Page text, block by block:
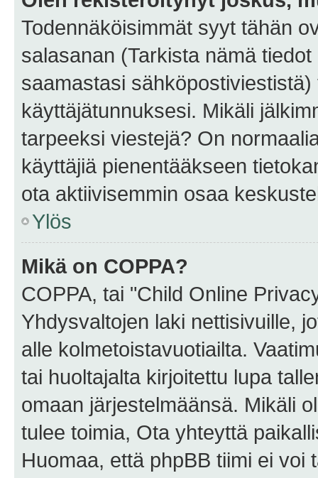
Todennäköisimmät syyt tähän
salasanan (Tarkista nämä
saamastasi
käyttäjätunnuksesi. Mikäli
tarpeeksi viestejä? On
käyttäjiä pienentääkseen
ota aktiivisemmin osaa
Ylös
Mikä on COPPA?
COPPA, tai "Child Online
Yhdysvaltojen laki nettisivuille,
alle kolmetoistavuotiailta.
tai huoltajalta kirjoitettu lupa
omaan järjestelmäänsä. Mikäli
tulee toimia, Ota yhteyttä
Huomaa, että phpBB tiimi ei